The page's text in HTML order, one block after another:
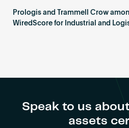
Prologis and Trammell Crow
WiredScore for Industrial and
Speak to us
assets